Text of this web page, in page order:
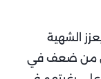
الشهية
من ضعف في